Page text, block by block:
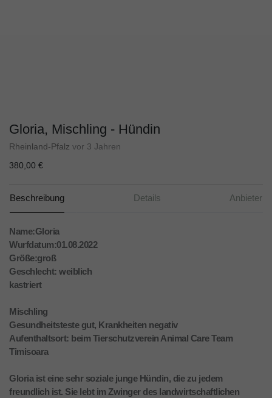
Gloria, Mischling - Hündin
Rheinland-Pfalz vor 3 Jahren
380,00 €
Beschreibung Details Anbieter
Name:Gloria
Wurfdatum:01.08.2022
Größe:groß
Geschlecht: weiblich
kastriert
Mischling
Gesundheitsteste gut, Krankheiten negativ
Aufenthaltsort: beim Tierschutzverein Animal Care Team
Timisoara
Gloria ist eine sehr soziale junge Hündin, die zu jedem
freundlich ist. Sie lebt im Zwinger des landwirtschaftlichen